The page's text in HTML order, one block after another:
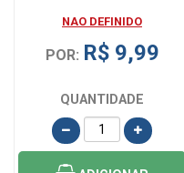
NAO DEFINIDO
POR: R$ 9,99
QUANTIDADE